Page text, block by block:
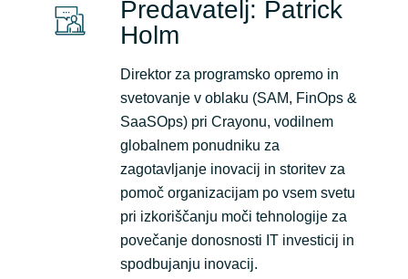
Singapore
Spain
Sri Lanka
Sweden
Switzerland
Predavatelj: Patrick
Holm
Direktor za programsko opremo in
svetovanje v oblaku (SAM, FinOps &
SaaSOps) pri Crayonu, vodilnem
globalnem ponudniku za
zagotavljanje inovacij in storitev za
pomoč organizacijam po vsem svetu
pri izkoriščanju moči tehnologije za
povečanje donosnosti IT investicij in
spodbujanju inovacij.